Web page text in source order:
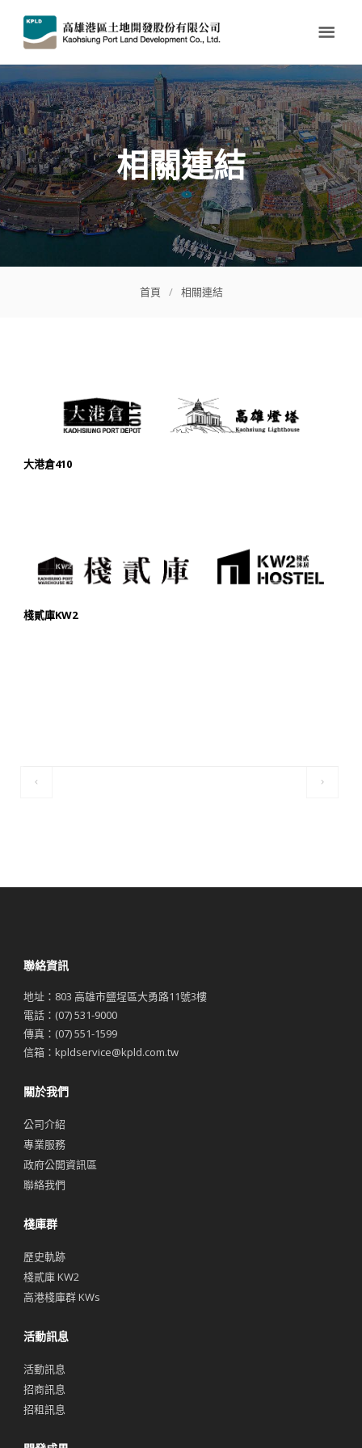
相關連結
首頁 / 相關連結
大港倉410
棧貳庫KW2
聯絡資訊
地址：803 高雄市鹽埕區大勇路11號3樓
電話：(07) 531-9000
傳真：(07) 551-1599
信箱： kpldservice@kpld.com.tw
關於我們
公司介紹
專業服務
政府公開資訊區
聯絡我們
棧庫群
歷史軌跡
棧貳庫 KW2
高港棧庫群 KWs
活動訊息
活動訊息
招商訊息
招租訊息